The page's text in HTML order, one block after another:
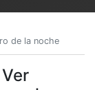
de la noche